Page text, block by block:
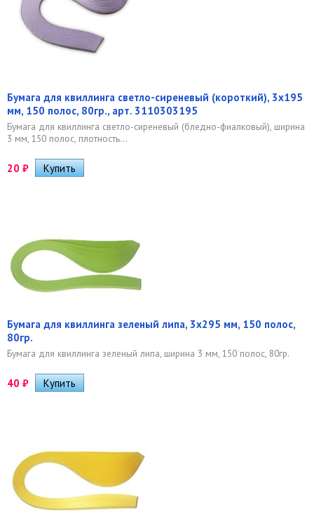
Бумага для квиллинга светло-сиреневый (короткий), 3х195
мм, 150 полос, 80гр., арт. 3110303195
Бумага для квиллинга светло-сиреневый (бледно-фиалковый), ширина
3 мм, 150 полос, плотность...
20 ₽
Бумага для квиллинга зеленый липа, 3х295 мм, 150 полос,
80гр.
Бумага для квиллинга зеленый липа, ширина 3 мм, 150 полос, 80гр.
40 ₽